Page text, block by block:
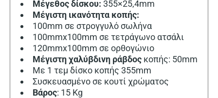
Μέγεθος δίσκου: 355×25,4mm
Μέγιστη ικανότητα κοπής:
100mm σε στρογγυλό σωλήνα
100mmx100mm σε τετράγωνο ατσάλι
120mmx100mm σε ορθογώνιο
Μέγιστη χαλύβδινη ράβδος κοπής: 50mm
Με 1 τεμ δίσκο κοπής 355mm
Συσκευασμένο σε κουτί χρώματος
Βάρος: 15 Kg